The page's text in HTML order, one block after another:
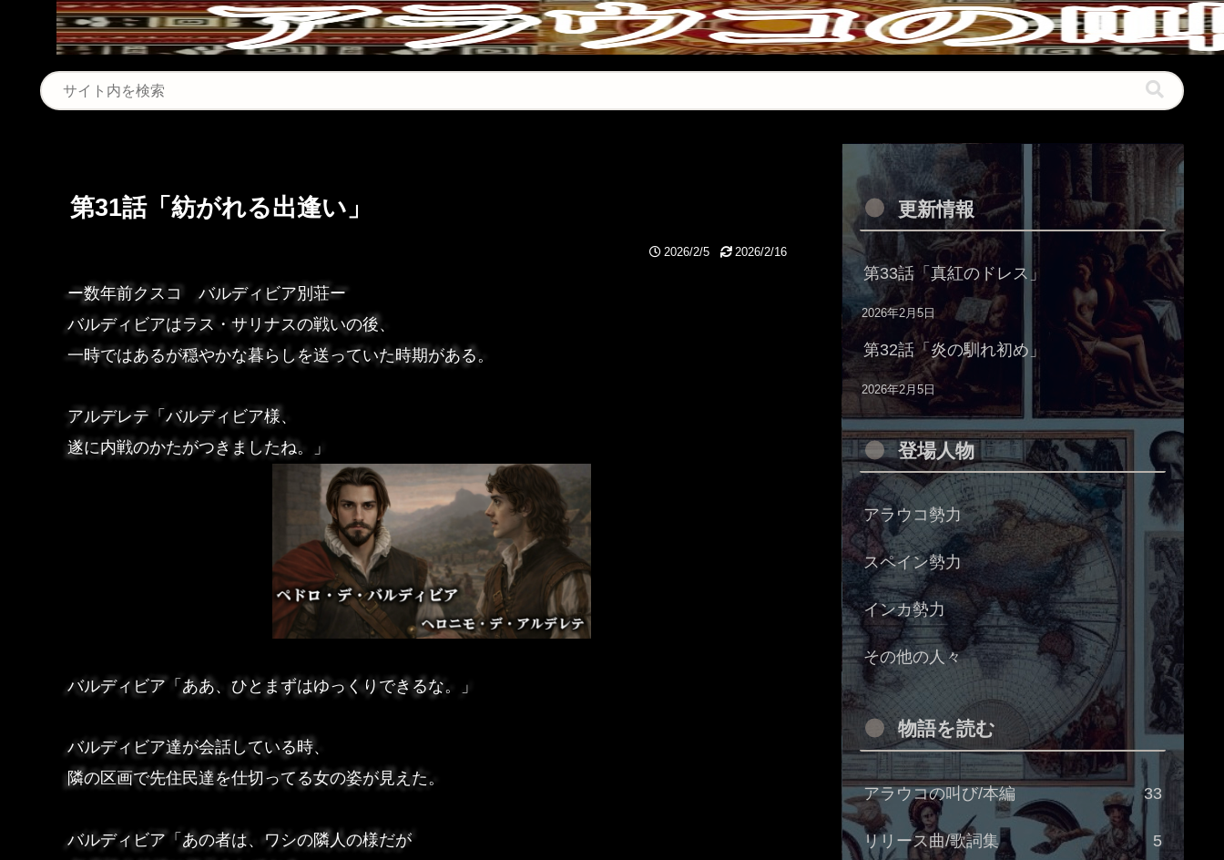
第31話「紡がれる出逢い」
2026/2/5 2026/2/16
ー数年前クスコ バルディビア別荘ー
バルディビアはラス・サリナスの戦いの後、
一時ではあるが穏やかな暮らしを送っていた時期がある。
アルデレテ「バルディビア様、
遂に内戦のかたがつきましたね。」
バルディビア「ああ、ひとまずはゆっくりできるな。」
バルディビア達が会話している時、
隣の区画で先住民達を仕切ってる女の姿が見えた。
バルディビア「あの者は、ワシの隣人の様だが
更新情報
第33話「真紅のドレス」
2026年2月5日
第32話「炎の馴れ初め」
2026年2月5日
登場人物
アラウコ勢力
スペイン勢力
インカ勢力
その他の人々
物語を読む
アラウコの叫び/本編 33
リリース曲/歌詞集 5